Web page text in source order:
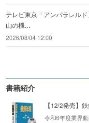
テレビ東京「アンパラレル
山の機...
2026/08/04 12:00
書籍紹介
【12/2発売】
令和6年度業界